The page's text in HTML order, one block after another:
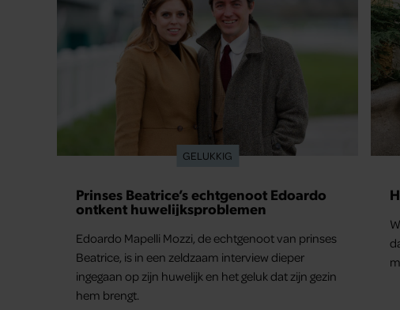
GELUKKIG
Prinses Beatrice’s echtgenoot Edoardo
ontkent huwelijksproblemen
Edoardo Mapelli Mozzi, de echtgenoot van prinses
Beatrice, is in een zeldzaam interview dieper
ingegaan op zijn huwelijk en het geluk dat zijn gezin
hem brengt.